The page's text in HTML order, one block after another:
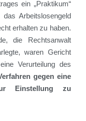
ein „Praktikum“
Arbeitslosengeld
erhalten zu haben.
die Rechtsanwalt
waren Gericht
Verurteilung des
gegen eine
Einstellung zu